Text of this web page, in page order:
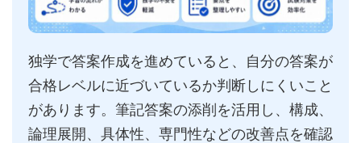
独学で答案作成を進めていると、自分の答案が
合格レベルに近づいているか判断しにくいこと
があります。筆記答案の添削を活用し、構成、
論理展開、具体性、専門性などの改善点を確認